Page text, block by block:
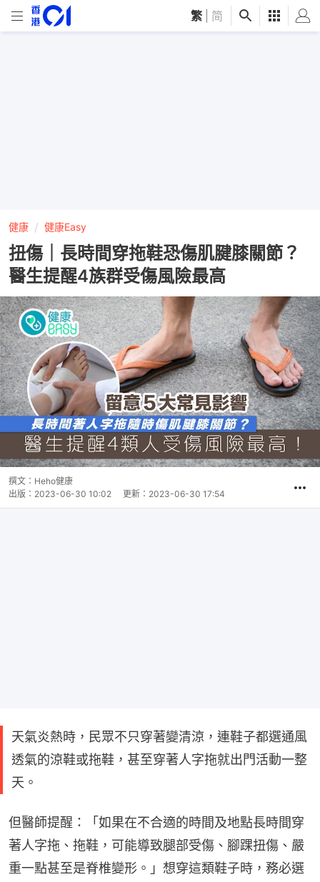
繁 简
健康 健康Easy
扭傷｜長時間穿拖鞋恐傷肌腱膝關節？
醫生提醒4族群受傷風險最高
撰文： Heho健康
出版： 2023-06-30 10:02 更新： 2023-06-30 17:54
天氣炎熱時，民眾不只穿著變清涼，連鞋子都選通風
透氣的涼鞋或拖鞋，甚至穿著人字拖就出門活動一整
天。
但醫師提醒：「如果在不合適的時間及地點長時間穿
著人字拖、拖鞋，可能導致腿部受傷、腳踝扭傷、嚴
重一點甚至是脊椎變形。」想穿這類鞋子時，務必選